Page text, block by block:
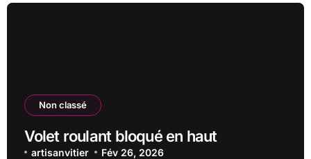
Non classé
Volet roulant bloqué en haut
artisanvitier Fév 26, 2026